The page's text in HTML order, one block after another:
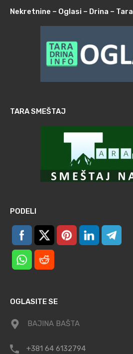
Nekretnine – Oglasi – Drina – Tara
TARA SMEŠTAJ
PODELI
OGLASITE SE
BAJINA BAŠTA
+381 64 6132794